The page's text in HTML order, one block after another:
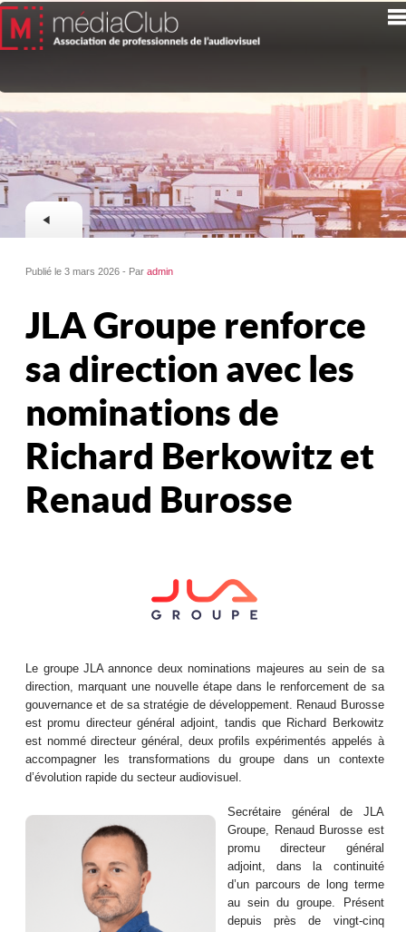
Publié le 3 mars 2026 - Paradmin
JLA Groupe renforce
sa direction avec les
nominations de
Richard Berkowitz et
Renaud Burosse
Le groupe JLA annonce deux nominations majeures au sein de sa
direction, marquant une nouvelle étape dans le renforcement de sa
gouvernance et de sa stratégie de développement. Renaud Burosse
est promu directeur général adjoint, tandis que Richard Berkowitz
est nommé directeur général, deux profils expérimentés appelés à
accompagner les transformations du groupe dans un contexte
d’évolution rapide du secteur audiovisuel.
Secrétaire général de JLA
Groupe, Renaud Burosse est
promu directeur général
adjoint, dans la continuité
d’un parcours de long terme
au sein du groupe. Présent
depuis près de vingt-cinq